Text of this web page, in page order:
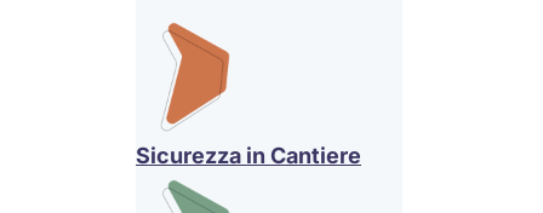
Sicurezza in Cantiere